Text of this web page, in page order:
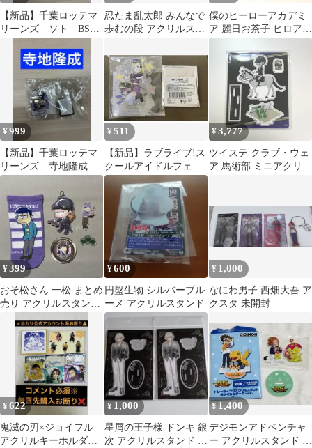
【新品】千葉ロッテマ
リーンズ ソト BSW
忍たま乱太郎 みんなで
歩むの段 アクリルスタ
僕のヒーローアカデミ
ア 麗日お茶子 ヒロアカ
ミニタペストリー ダイ
ソー セリア
¥999
【新品】千葉ロッテマ
リーンズ 寺地隆成
BSW フック付きチャー
¥511
【新品】ラブライブ!ス
クールアイドルフェス
ティバル 小原鞠莉
アクスタ 缶バッジ
¥3,777
ツイステ クラブ・ウェ
ア 馬術部 ミニアクリル
¥399
おそ松さん 一松 まとめ
売り アクリルスタンド
ルカバー
¥600
円盤生物 シルバーブル
ーメ アクリルスタンド
¥ 1,000
なにわ男子 西畑大吾 ア
クスタ 未開封
¥622
鬼滅の刃×ジョイフル
アクリルキーホルダ
¥ 1,000
星屑の王子様 ドンキ 銀
次 アクリルスタンド ア
¥1,400
デジモンアドベンチャ
ー アクリルスタンド ぬ